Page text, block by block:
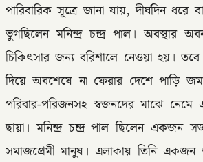
পারিবারিক সূত্রে জানা যায়, দীর্ঘদিন ধরে
ভুগছিলেন মনিন্দ্র চন্দ্র পাল। অবস্থার
চিকিৎসার জন্য বরিশালে নেওয়া হয়।
দিয়ে অবশেষে না ফেরার দেশে পাড়ি
পরিবার-পরিজনসহ স্বজনদের মাঝে
ছায়া। মনিন্দ্র চন্দ্র পাল ছিলেন একজন
সমাজপ্রেমী মানুষ। এলাকায় তিনি একজন